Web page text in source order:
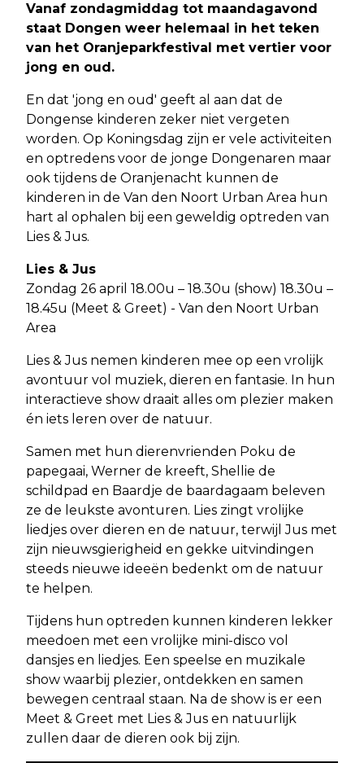
Vanaf zondagmiddag tot maandagavond
staat Dongen weer helemaal in het teken
van het Oranjeparkfestival met vertier voor
jong en oud.
En dat 'jong en oud' geeft al aan dat de
Dongense kinderen zeker niet vergeten
worden. Op Koningsdag zijn er vele activiteiten
en optredens voor de jonge Dongenaren maar
ook tijdens de Oranjenacht kunnen de
kinderen in de Van den Noort Urban Area hun
hart al ophalen bij een geweldig optreden van
Lies & Jus.
Lies & Jus
Zondag 26 april 18.00u – 18.30u (show) 18.30u –
18.45u (Meet & Greet) - Van den Noort Urban
Area
Lies & Jus nemen kinderen mee op een vrolijk
avontuur vol muziek, dieren en fantasie. In hun
interactieve show draait alles om plezier maken
én iets leren over de natuur.
Samen met hun dierenvrienden Poku de
papegaai, Werner de kreeft, Shellie de
schildpad en Baardje de baardagaam beleven
ze de leukste avonturen. Lies zingt vrolijke
liedjes over dieren en de natuur, terwijl Jus met
zijn nieuwsgierigheid en gekke uitvindingen
steeds nieuwe ideeën bedenkt om de natuur
te helpen.
Tijdens hun optreden kunnen kinderen lekker
meedoen met een vrolijke mini-disco vol
dansjes en liedjes. Een speelse en muzikale
show waarbij plezier, ontdekken en samen
bewegen centraal staan. Na de show is er een
Meet & Greet met Lies & Jus en natuurlijk
zullen daar de dieren ook bij zijn.